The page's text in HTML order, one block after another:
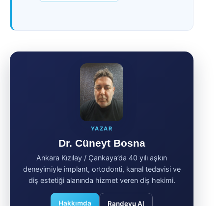
YAZAR
Dr. Cüneyt Bosna
Ankara Kızılay / Çankaya’da 40 yılı aşkın
deneyimiyle implant, ortodonti, kanal tedavisi ve
diş estetiği alanında hizmet veren diş hekimi.
Hakkımda Randevu Al